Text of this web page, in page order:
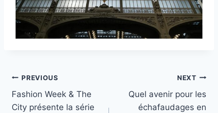
Post
navigation
PREVIOUS
Fashion Week & The
City présente la série
NEXT
Quel avenir pour les
échafaudages en